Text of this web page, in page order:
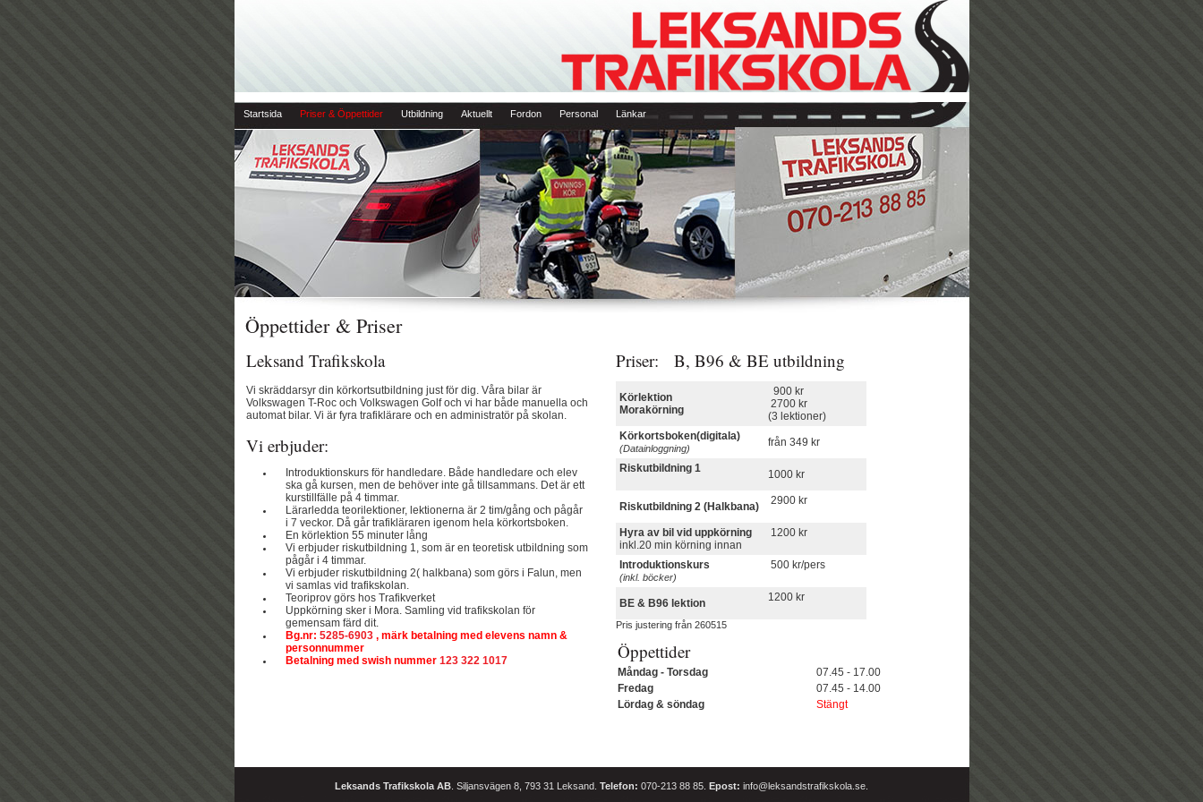
Startsida Priser & Öppettider Utbildning Aktuellt Fordon Personal Länkar
Öppettider & Priser
Leksand Trafikskola
Vi skräddarsyr din körkortsutbildning just för dig. Våra bilar är
Volkswagen T-Roc och Volkswagen Golf och vi har både manuella och
automat bilar. Vi är fyra trafiklärare och en administratör på skolan.
Vi erbjuder:
Introduktionskurs för handledare. Både handledare och elev
ska gå kursen, men de behöver inte gå tillsammans. Det är ett
kurstillfälle på 4 timmar.
Lärarledda teorilektioner, lektionerna är 2 tim/gång och pågår
i 7 veckor. Då går trafikläraren igenom hela körkortsboken.
En körlektion 55 minuter lång
Vi erbjuder riskutbildning 1, som är en teoretisk utbildning som
pågår i 4 timmar.
Vi erbjuder riskutbildning 2( halkbana) som görs i Falun, men
vi samlas vid trafikskolan.
Teoriprov görs hos Trafikverket
Uppkörning sker i Mora. Samling vid trafikskolan för
gemensam färd dit.
Bg.nr: 5285-6903, märk betalning med elevens namn &
personnummer
Betalning med swish nummer 123 322 1017
Priser: B, B96 & BE utbildning
Körlektion
Morakörning
900 kr
2700 kr
(3 lektioner)
Körkortsboken(digitala)
(Datainloggning) från 349 kr
Riskutbildning 1 1000 kr
Riskutbildning 2 (Halkbana) 2900 kr
Hyra av bil vid uppkörning
inkl.20 min körning innan
1200 kr
Introduktionskurs
(inkl. böcker)
500 kr/pers
BE & B96 lektion 1200 kr
Pris justering från 260515
Öppettider
Måndag - Torsdag
07.45 - 17.00
Fredag
07.45 - 14.00
Lördag & söndag
Stängt
Leksands Trafikskola AB . Siljansvägen 8, 793 31 Leksand. Telefon: 070-213 88 85. Epost: info@leksandstrafikskola.se.